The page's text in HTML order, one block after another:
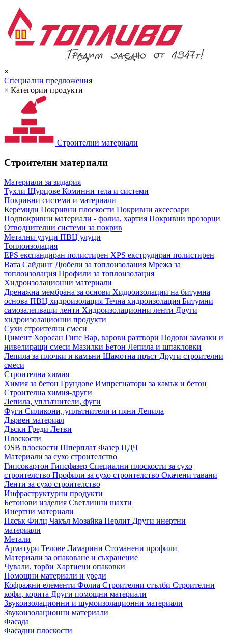
×
Специални предложения
× Категории продукти
Строителни материали
Строителни материали
Материали за зидария
Тухли Щурцове Коминни тела и системи
Покривни системи и материали
Керемиди Покривни плоскости Покривни аксесоари
Подпокривни материали - фолиа, хартия Покривни прозорци
Отводнителни системи за покрив
Метални улуци ПВЦ улуци
Топлоизолация
EPS експандиран полистирен XPS екструдиран полистирен
Вата Сайдинг Дюбели за топлоизолация Мрежа за
топлоизолация Профили за топлоизолация
Хидроизолационни материали
Дренажна мембрана за основи Хидроизолации на битумна
основа ПВЦ хидроизолация Течна хидроизолация Битумни
самозалепващи ленти Хидроизолационни ленти Други
хидроизолационни продукти
Сухи строителни смеси
Цимент Хоросан Гипс Вар, варови разтвори Подови замазки и
нивелиращи смеси Мазилки Бетон Лепила и шпакловки
Лепила за плочки и камъни Шамотна пръст Други строителни
смеси
Строителна химия
Химия за бетон Грундове Импрегнатори за камък и бетон
Строителна химия-други
Лепила, уплътнители, фуги
Фуги Силикони, уплътнители и пяни Лепила
Дървен материал
Дъски Греди Летви
Плоскости
OSB плоскости Шперплат Фазер ПДЧ
Материали за сухо строителство
Гипсокартон Гипсфазер Специални плоскости за сухо
строителство Профили за сухо строителство Окачени тавани
Ленти за сухо строителство
Инфраструктурни продукти
Бетонови изделия Светлинни шахти
Инертни материали
Пясък Филц Чакъл Мозайкa Перлит Други инертни
материали
Метали
Арматури Телове Ламарини Стоманени профили
Материали за опаковане и съхранение
Чували, торби Хартиени опаковки
Помощни материали и уреди
Кофражни елементи Фолиа Строителни стълби Строителни
кофи, корита Други помощни материали
Звукоизолационни и шумоизолационни материали
Звукоизолационни материали
Фасада
Фасадни плоскости